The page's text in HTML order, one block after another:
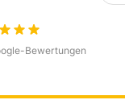
Bewertungen